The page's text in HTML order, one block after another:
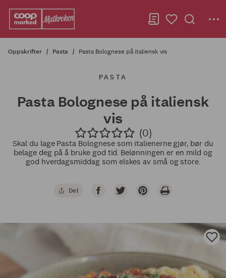
Oppskrifter Pasta Pasta Bolognese på italiensk vis
PASTA
Pasta Bolognese på italiensk
vis
(0)
Skal du lage Pasta Bolognese som italienerne gjør, bør du
belage deg på å bruke god tid. Belønningen er en mild og
god hverdagsmiddag som elskes av små og store.
Del